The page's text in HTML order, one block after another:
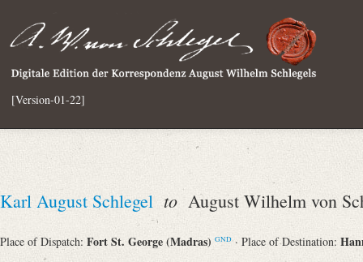
[Version-01-22]
Karl August Schlegel to August Wilhelm von
Place of Dispatch: Fort St. George (Madras) GND · Place of Destination: